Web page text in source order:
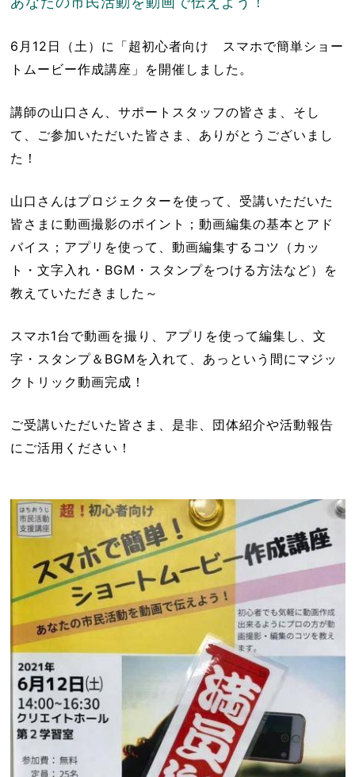
6月12日（土）に「超初心者向け スマホで簡単ショー
トムービー作成講座」を開催しました。
講師の山口さん、サポートスタッフの皆さま、そし
て、ご参加いただいた皆さま、ありがとうございまし
た！
山口さんはプロジェクターを使って、受講いただいた
皆さまに動画撮影のポイント；動画編集の基本とアド
バイス；アプリを使って、動画編集するコツ（カッ
ト・文字入れ・BGM・スタンプをつける方法など）を
教えていただきました～
スマホ1台で動画を撮り、アプリを使って編集し、文
字・スタンプ＆BGMを入れて、あっという間にマジッ
クトリック動画完成！
ご受講いただいた皆さま、是非、団体紹介や活動報告
にご活用ください！